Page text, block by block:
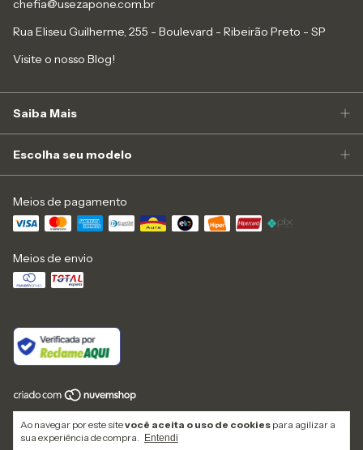
Ao navegar por este sitevocê aceita o uso de cookies para agilizar a
sua experiência de compra.
Entendi
chefia@usezapone.com.br
Rua Eliseu Guilherme, 255 - Boulevard - Ribeirão Preto - SP
Visite o nosso Blog!
Saiba Mais
Escolha seu modelo
Meios de pagamento
Meios de envio
Copyright Zapone Camisaria Indústria e Comércio Ltda - 43487021000196 -
2026. Todos os direitos reservados.